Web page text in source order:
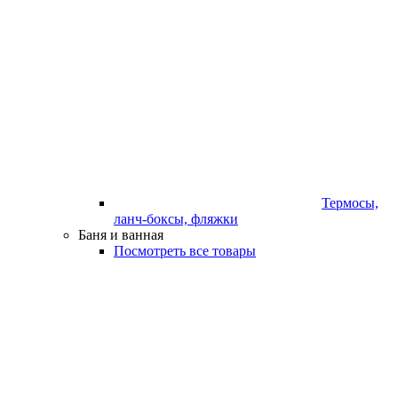
Термосы,
ланч-боксы, фляжки
Баня и ванная
Посмотреть все товары